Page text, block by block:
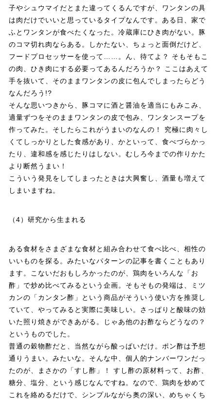
子やシュウマイだとまた違ってくるんですが、ワンタンの具
は肉だけでいいと思っているタイプなんです。ある日、家で
ふとワンタンが食べたくなった。冷蔵庫にひき肉がない。豚
のコマ切れ肉ならある。しかたない、ちょっと面倒だけど、
フードプロセッサーを使って……。ん、待てよ？ そもそもこ
の肉、ひき肉にする必要ってあるんだろうか？ ここはあえて
手を抜いて、そのままワンタンの皮に包んでしまったらどう
なんだろう!?
そんな思いつきから、豚コマに酒と醤油を適当にもみこみ、
適量ずつをそのままワンタンの皮で包み、ワンタンスープを
作ってみた。そしたらこれがうまいのなんの！ 究極に肉々し
くてしっかりとした食感があり、かといって、食べづらかっ
たり、違和感を感じたりはしない。むしろ今までの作りかた
より断然うまい！
こういう発見をしてしまったときは大興奮し、酒量も増えて
しまいますね。
（4）研究から生まれる
ある食材をさまざまな食材と組み合わせて食べ比べ、相性の
いいものを探る。みたいなパターンの記事を書くこともあり
ます。こないだおもしろかったのが、鶏肉をいろんな「お
酢」で炒め比べてみるという企画。そもそもの発端は、ミツ
カンの「カンタン酢」という商品がそういう使い方を推奨し
ていて、やってみると実際に美味しい。さっぱりと酸味の効
いた照り焼きができあがる。じゃあ他のお酢ならどうなの？
というものでした。
普通の穀物酢だと、当然ながら酸っぱいだけ。ポン酢は予想
通りうまい。みたいな。そんな中、個人的ナンバーワンだっ
たのが、まさかの「すし酢」！ すし酢の原材料って、お酢、
糖分、塩分、という感じなんですね。なので、鶏肉を炒めて
これを絡めるだけで、シンプルながら奥の深い、めちゃくち